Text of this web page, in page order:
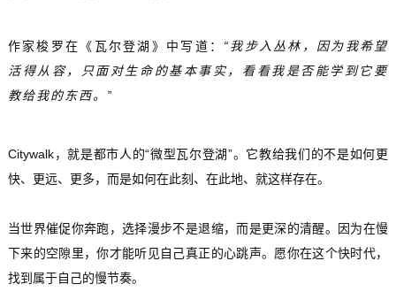
作家梭罗在 《瓦尔登湖》 中写道： “我步入丛林，因为我希望
活得从容，只面对生命的基本事实，看看我是否能学到它要
教给我的东西。”
Citywalk，就是都市人的“微型瓦尔登湖”。它教给我们的不是如何更
快、更远、更多，而是如何在此刻、在此地、就这样存在。
当世界催促你奔跑，选择漫步不是退缩，而是更深的清醒。因为在慢
下来的空隙里，你才能听见自己真正的心跳声。愿你在这个快时代，
找到属于自己的慢节奏。